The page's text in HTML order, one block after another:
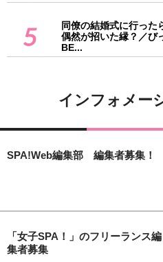
5
同僚の結婚式に行った
偶然が招いた縁？／び
BE...
インフォメー
SPA!Web編集部 編集者募集！
「女子SPA！」のフリーランス編
集者募集